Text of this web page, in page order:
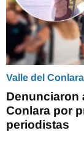
Valle del Conlara
Denunciaron
Conlara por
periodistas